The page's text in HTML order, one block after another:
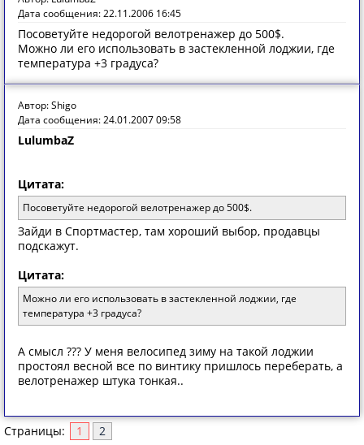
Дата сообщения: 22.11.2006 16:45
Посоветуйте недорогой велотренажер до 500$.
Можно ли его использовать в застекленной лоджии, где
температура +3 градуса?
Автор: Shigo
Дата сообщения: 24.01.2007 09:58
LulumbaZ
Цитата:
Посоветуйте недорогой велотренажер до 500$.
Зайди в Спортмастер, там хороший выбор, продавцы
подскажут.
Цитата:
Можно ли его использовать в застекленной лоджии, где
температура +3 градуса?
А смысл ??? У меня велосипед зиму на такой лоджии
простоял весной все по винтику пришлось переберать, а
велотренажер штука тонкая..
Страницы: 1 2